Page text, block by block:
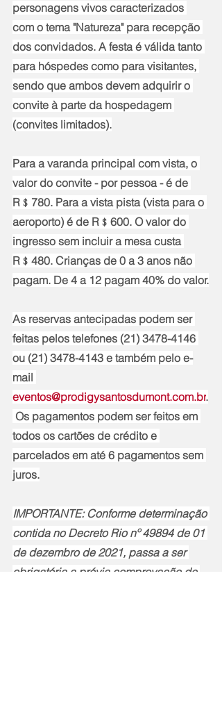
personagens vivos caracterizados
com o tema "Natureza" para recepção
dos convidados. A festa é válida tanto
para hóspedes como para visitantes,
sendo que ambos devem adquirir o
convite à parte da hospedagem
(convites limitados).
Para a varanda principal com vista, o
valor do convite - por pessoa - é de
R﹩780. Para a vista pista (vista para o
aeroporto) é de R﹩600. O valor do
ingresso sem incluir a mesa custa
R﹩480. Crianças de 0 a 3 anos não
pagam. De 4 a 12 pagam 40% do valor.
As reservas antecipadas podem ser
feitas pelos telefones (21) 3478-4146
ou (21) 3478-4143 e também pelo e-
mail
eventos@prodigysantosdumont.com.br.
Os pagamentos podem ser feitos em
todos os cartões de crédito e
parcelados em até 6 pagamentos sem
juros.
IMPORTANTE: Conforme determinação
contida no Decreto Rio nº 49894 de 01
de dezembro de 2021, passa a ser
obrigatória a prévia comprovação de